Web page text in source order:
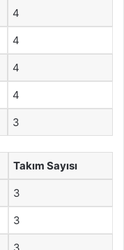
4
4
4
4
3
Takım Sayısı
3
3
3